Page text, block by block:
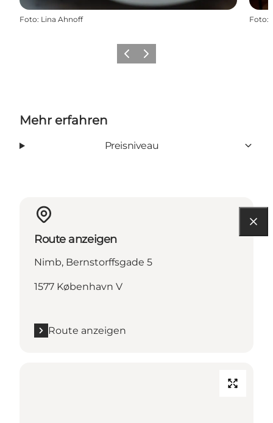
Foto: Lina Ahnoff Foto:
ZurückWeiter
Mehr erfahren
Preisniveau
Route anzeigen
Nimb, Bernstorffsgade 5
1577 København V
Route anzeigen